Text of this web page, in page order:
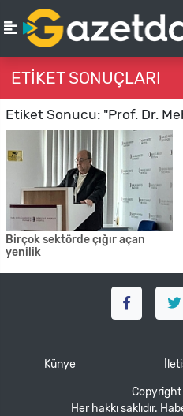
ETIKET SONUÇLARI
Etiket Sonucu: "Prof. Dr.
Birçok sektörde çığır açan
yenilik
Künye
Her hakkı saklıdır.